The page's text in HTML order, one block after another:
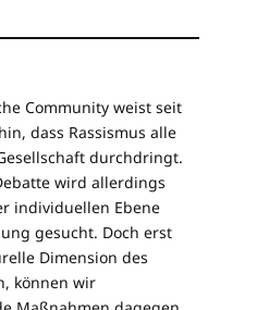
Community weist seit
dass Rassismus alle
durchdringt.
wird allerdings
individuellen Ebene
gesucht. Doch erst
Dimension des
können wir